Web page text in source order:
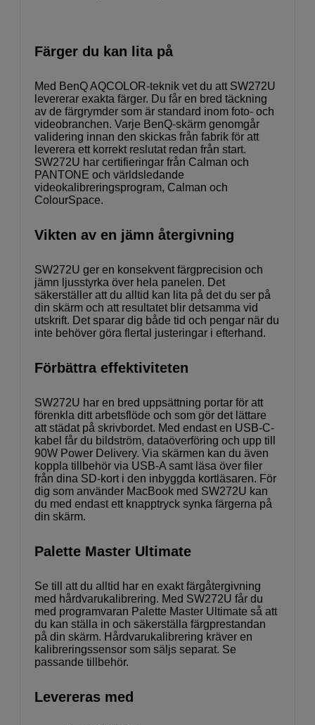
Färger du kan lita på
Med BenQ AQCOLOR-teknik vet du att SW272U
levererar exakta färger. Du får en bred täckning
av de färgrymder som är standard inom foto- och
videobranchen. Varje BenQ-skärm genomgår
validering innan den skickas från fabrik för att
leverera ett korrekt reslutat redan från start.
SW272U har certifieringar från Calman och
PANTONE och världsledande
videokalibreringsprogram, Calman och
ColourSpace.
Vikten av en jämn återgivning
SW272U ger en konsekvent färgprecision och
jämn ljusstyrka över hela panelen. Det
säkerställer att du alltid kan lita på det du ser på
din skärm och att resultatet blir detsamma vid
utskrift. Det sparar dig både tid och pengar när du
inte behöver göra flertal justeringar i efterhand.
Förbättra effektiviteten
SW272U har en bred uppsättning portar för att
förenkla ditt arbetsflöde och som gör det lättare
att städat på skrivbordet. Med endast en USB-C-
kabel får du bildström, dataöverföring och upp till
90W Power Delivery. Via skärmen kan du även
koppla tillbehör via USB-A samt läsa över filer
från dina SD-kort i den inbyggda kortläsaren. För
dig som använder MacBook med SW272U kan
du med endast ett knapptryck synka färgerna på
din skärm.
Palette Master Ultimate
Se till att du alltid har en exakt färgåtergivning
med hårdvarukalibrering. Med SW272U får du
med programvaran Palette Master Ultimate så att
du kan ställa in och säkerställa färgprestandan
på din skärm. Hårdvarukalibrering kräver en
kalibreringssensor som säljs separat. Se
passande tillbehör.
Levereras med